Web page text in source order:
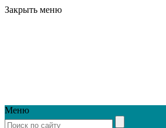
Закрыть меню
Меню